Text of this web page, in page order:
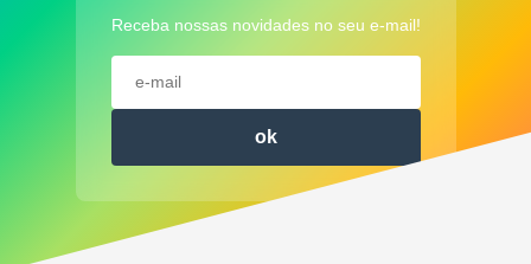
Receba nossas novidades no seu e-mail!
ok